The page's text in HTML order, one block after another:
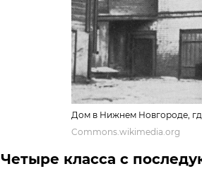
Дом в Нижнем Новгороде,
Commons.wikimedia.org
Четыре класса с